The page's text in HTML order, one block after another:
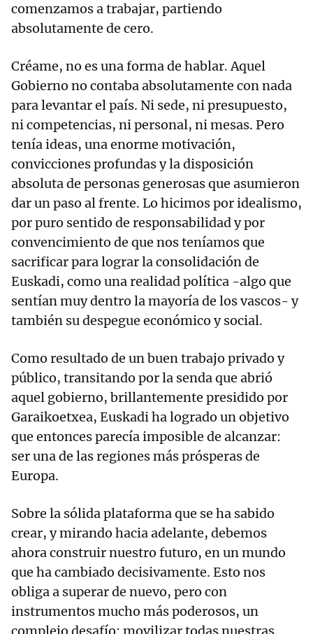
comenzamos a trabajar, partiendo
absolutamente de cero.
Créame, no es una forma de hablar. Aquel
Gobierno no contaba absolutamente con nada
para levantar el país. Ni sede, ni presupuesto,
ni competencias, ni personal, ni mesas. Pero
tenía ideas, una enorme motivación,
convicciones profundas y la disposición
absoluta de personas generosas que asumieron
dar un paso al frente. Lo hicimos por idealismo,
por puro sentido de responsabilidad y por
convencimiento de que nos teníamos que
sacrificar para lograr la consolidación de
Euskadi, como una realidad política -algo que
sentían muy dentro la mayoría de los vascos- y
también su despegue económico y social.
Como resultado de un buen trabajo privado y
público, transitando por la senda que abrió
aquel gobierno, brillantemente presidido por
Garaikoetxea, Euskadi ha logrado un objetivo
que entonces parecía imposible de alcanzar:
ser una de las regiones más prósperas de
Europa.
Sobre la sólida plataforma que se ha sabido
crear, y mirando hacia adelante, debemos
ahora construir nuestro futuro, en un mundo
que ha cambiado decisivamente. Esto nos
obliga a superar de nuevo, pero con
instrumentos mucho más poderosos, un